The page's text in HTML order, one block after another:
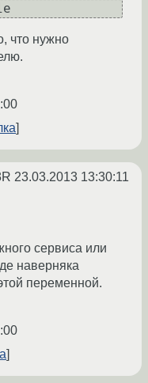
что нужно
23.03.2013 13:30:11
сервиса или
наверняка
переменной.